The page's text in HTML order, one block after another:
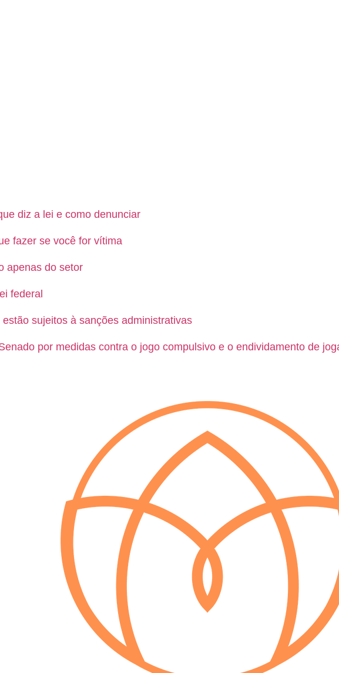
diz a lei e como denunciar
fazer se você for vítima
apenas do setor
federal
sujeitos à sanções administrativas
por medidas contra o jogo compulsivo e o endividamento de